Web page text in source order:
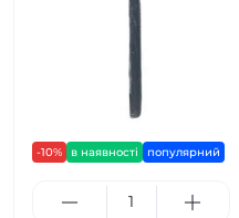
-10% в наявності популярний